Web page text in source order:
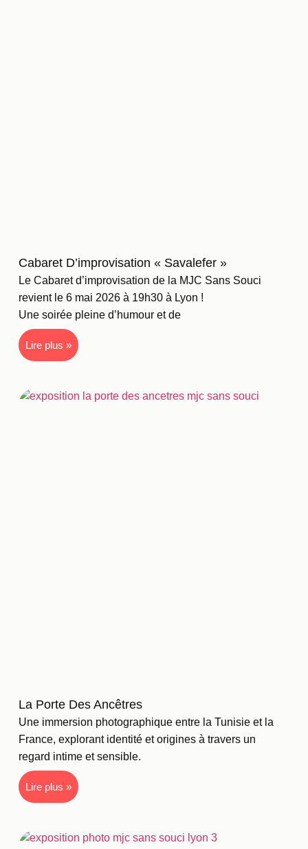
Cabaret D’improvisation « Savalefer »
Le Cabaret d’improvisation de la MJC Sans Souci
revient le 6 mai 2026 à 19h30 à Lyon !
Une soirée pleine d’humour et de
Lire plus »
La Porte Des Ancêtres
Une immersion photographique entre la Tunisie et la
France, explorant identité et origines à travers un
regard intime et sensible.
Lire plus »